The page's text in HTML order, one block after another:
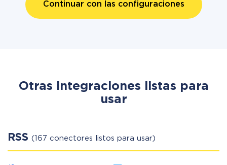
Continuar con las configuraciones
Otras integraciones listas para
usar
RSS (167 conectores listos para usar)